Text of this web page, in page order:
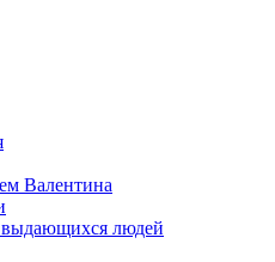
Валентина
людей